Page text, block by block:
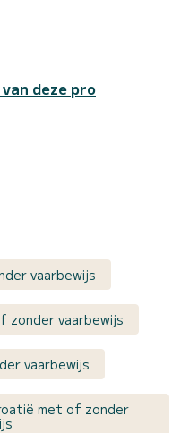
deze pro
vaarbewijs
zonder vaarbewijs
vaarbewijs
met of zonder